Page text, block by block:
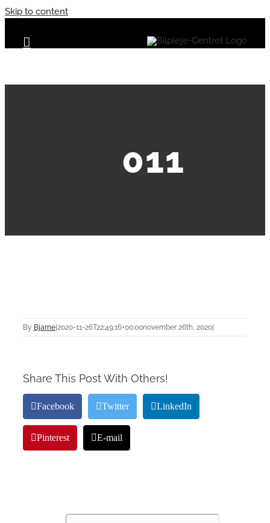
Skip to content
011
By Bjarne 2020-11-26T22:49:16+00:00november 26th, 2020
Share This Post With Others!
Facebook Twitter LinkedIn
Pinterest E-mail